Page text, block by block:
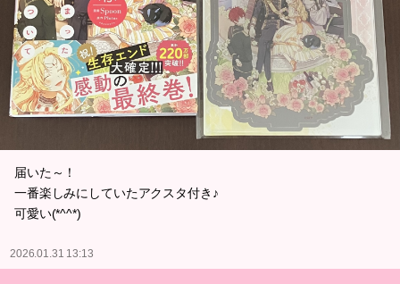
届いた～！
一番楽しみにしていたアクスタ付き♪
可愛い(*^^*)
2026.01.31 13:13